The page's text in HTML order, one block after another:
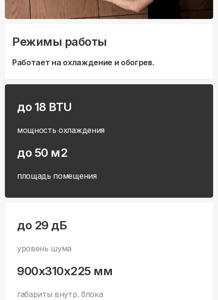
Режимы работы
Работает на охлаждение и обогрев.
до 18 BTU
мощность охлаждения
до 50 м2
площадь помещения
до 29 дБ
уровень шума
900x310x225 мм
габариты внутр. блока